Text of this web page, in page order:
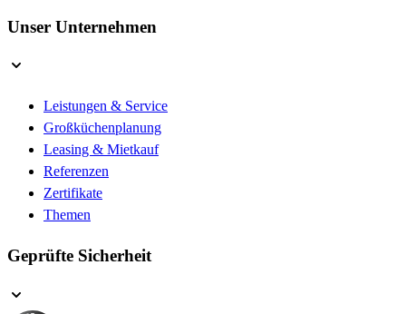
Unser Unternehmen
Leistungen & Service
Großküchenplanung
Leasing & Mietkauf
Referenzen
Zertifikate
Themen
Geprüfte Sicherheit